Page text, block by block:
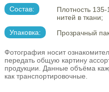
Состав:
Плотность
нитей в ткани;
Упаковка:
Прозрачный
Фотография носит
передать общую картину
продукции. Данные объёма
как транспортировочные.